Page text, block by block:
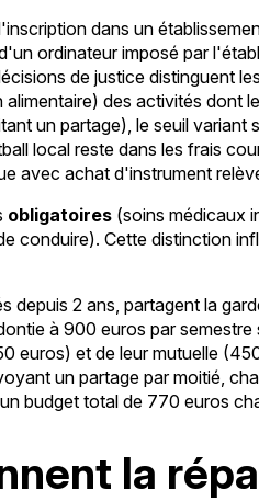
dans un
ordinateur imposé par
de justice distinguent
des activités dont
un partage), le seuil variant
local reste dans les frais
avec achat d'instrument
obligatoires (soins médicaux
conduire). Cette distinction
depuis 2 ans, partagent la
à 900 euros par semestre
euros) et de leur mutuelle
un partage par moitié,
budget total de 770 euros
la